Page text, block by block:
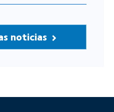
noticias